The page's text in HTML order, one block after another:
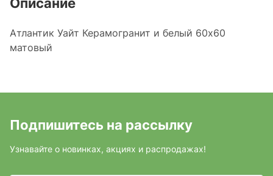
Атлантик Уайт Керамогранит и белый 60х60
матовый
Подпишитесь на рассылку
Узнавайте о новинках, акциях и распродажах!